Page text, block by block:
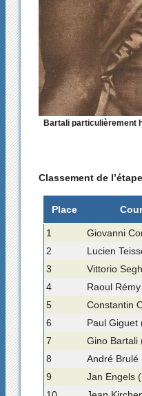
Bartali particulièrement
Classement de l’étape
Place
1 Giovanni
2
Lucien
3
Vittorio
4
Raoul
5
Constantin
6
Paul Giguet
7
Gino Bartali
8
André Brulé
9
Jan Engels